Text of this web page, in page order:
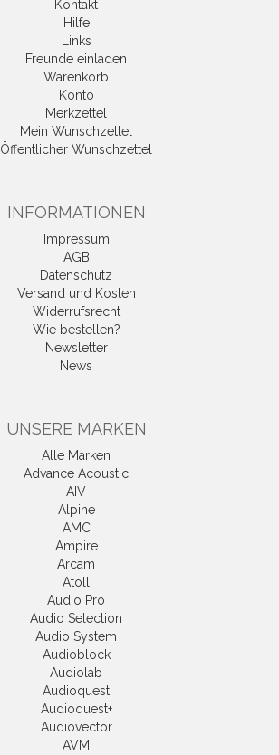
Kontakt
Hilfe
Links
Freunde einladen
Warenkorb
Konto
Merkzettel
Mein Wunschzettel
Öffentlicher Wunschzettel
INFORMATIONEN
Impressum
AGB
Datenschutz
Versand und Kosten
Widerrufsrecht
Wie bestellen?
Newsletter
News
UNSERE MARKEN
Alle Marken
Advance Acoustic
AIV
Alpine
AMC
Ampire
Arcam
Atoll
Audio Pro
Audio Selection
Audio System
Audioblock
Audiolab
Audioquest
Audioquest+
Audiovector
AVM